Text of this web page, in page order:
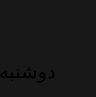
دوشنبه ۱۹ مرداد ۱۴۰۵